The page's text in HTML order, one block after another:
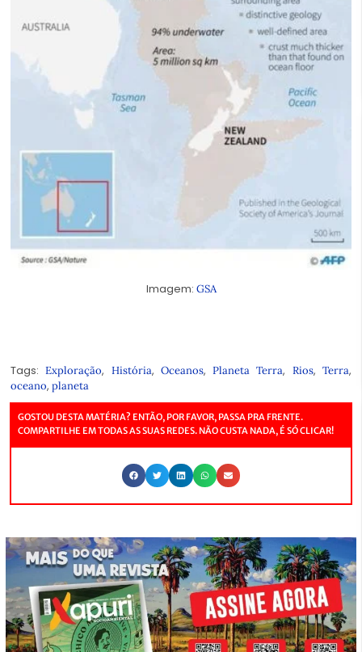
Imagem: GSA
Tags:Exploração, História, Oceanos,Planeta Terra, Rios,Terra,
oceano, planeta
GOSTOU DESTA MATÉRIA? ENTÃO, POR FAVOR, PASSA PRA FRENTE.
COMPARTILHE EM TODAS AS SUAS REDES. NÃO CUSTA NADA, É SÓ CLICAR!